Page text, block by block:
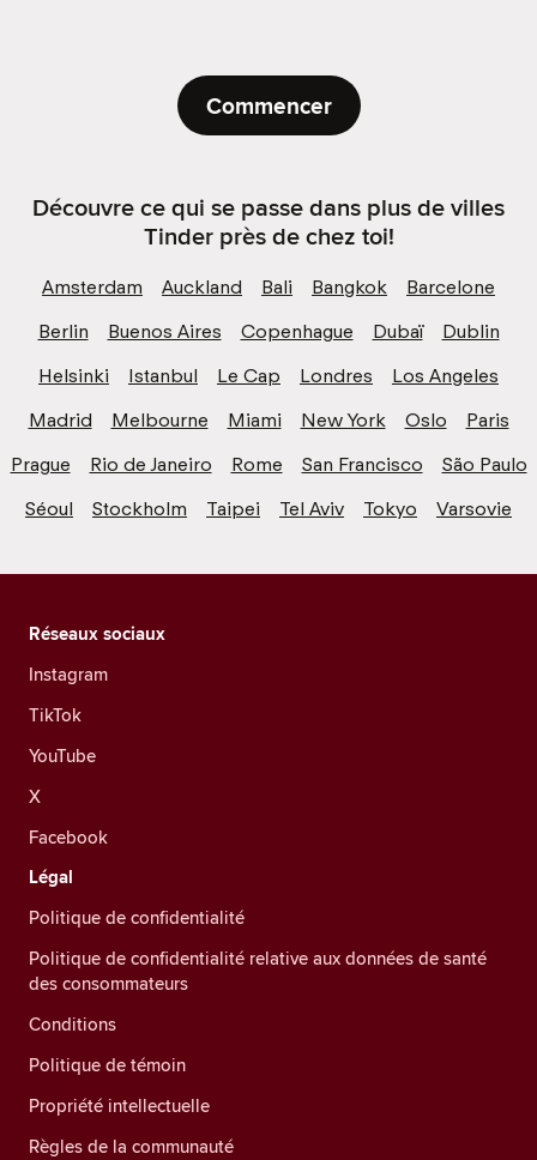
Commencer
Découvre ce qui se passe dans plus de villes
Tinder près de chez toi!
Amsterdam Auckland Bali Bangkok
Barcelone
Berlin
Buenos Aires Copenhague Dubaï
Dublin
Helsinki
Istanbul Le Cap Londres
Los Angeles
Madrid
Melbourne Miami New York Oslo
Paris
Prague
Rio de Janeiro Rome San Francisco
São Paulo
Séoul
Stockholm Taipei Tel Aviv Tokyo Varsovie
Réseaux sociaux
Instagram
TikTok
YouTube
X
Facebook
Légal
Politique de confidentialité
Politique de confidentialité relative aux données de santé
des consommateurs
Conditions
Politique de témoin
Propriété intellectuelle
Règles de la communauté